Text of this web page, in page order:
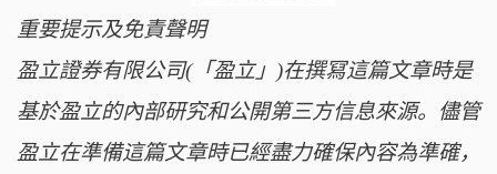
重要提示及免責聲明
盈立證券有限公司(「盈立」)在撰冩這篇文章時是
基於盈立的內部研究和公開第三方信息來源。儘管
盈立在準備這篇文章時已經盡力確保內容為準確，